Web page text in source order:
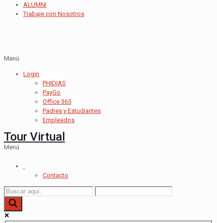
ALUMNI
Trabaje con Nosotros
Menú
Login
PHIDIAS
PayGo
Office 365
Padres y Estudiantes
Empleados
Tour Virtual
Menú
.
Contacto